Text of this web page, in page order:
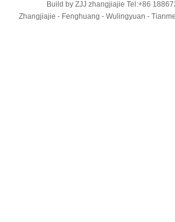
Build by ZJJ zhangjiajie Tel:+86
Zhangjiajie - Fenghuang - Wulingyuan -